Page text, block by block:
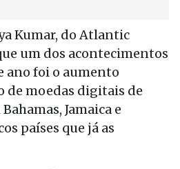
Kumar, do Atlantic
um dos acontecimentos
ano foi o aumento
de moedas digitais de
Jamaica e
países que já as